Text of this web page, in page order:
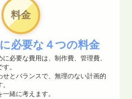
ト終了後も、個人ユーザー限定
キュリティ更新に限り、無料で
ュリティ更新を受け取りながら
れるようになりました。
録されていますか？
料金
必要な４つの料金
必要な費用は、制作費、管理費、
。
とバランスで、無理のない計画的
緒に考えます。